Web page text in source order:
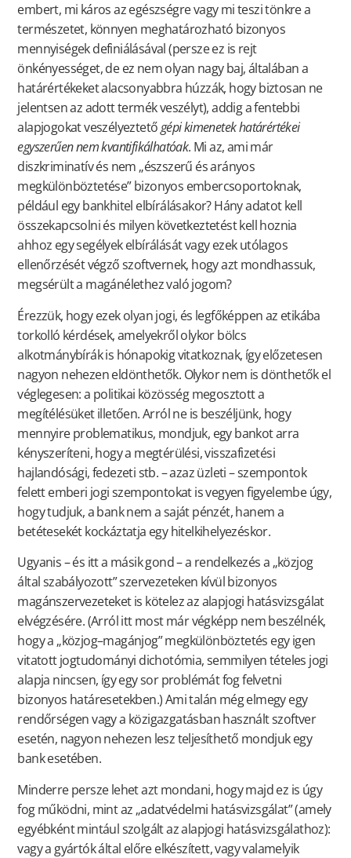
embert, mi káros az egészségre vagy mi teszi tönkre a
természetet, könnyen meghatározható bizonyos
mennyiségek definiálásával (persze ez is rejt
önkényességet, de ez nem olyan nagy baj, általában a
határértékeket alacsonyabbra húzzák, hogy biztosan ne
jelentsen az adott termék veszélyt), addig a fentebbi
alapjogokat veszélyeztetőgépi kimenetek határértékei
egyszerűen nem kvantifikálhatóak. Mi az, ami már
diszkriminatív és nem „észszerű és arányos
megkülönböztetése” bizonyos embercsoportoknak,
például egy bankhitel elbírálásakor? Hány adatot kell
összekapcsolni és milyen következtetést kell hoznia
ahhoz egy segélyek elbírálását vagy ezek utólagos
ellenőrzését végző szoftvernek, hogy azt mondhassuk,
megsérült a magánélethez való jogom?
Érezzük, hogy ezek olyan jogi, és legfőképpen az etikába
torkolló kérdések, amelyekről olykor bölcs
alkotmánybírák is hónapokig vitatkoznak, így előzetesen
nagyon nehezen eldönthetők. Olykor nem is dönthetők el
véglegesen: a politikai közösség megosztott a
megítélésüket illetően. Arról ne is beszéljünk, hogy
mennyire problematikus, mondjuk, egy bankot arra
kényszeríteni, hogy a megtérülési, visszafizetési
hajlandósági, fedezeti stb. – azaz üzleti – szempontok
felett emberi jogi szempontokat is vegyen figyelembe úgy,
hogy tudjuk, a bank nem a saját pénzét, hanem a
betétesekét kockáztatja egy hitelkihelyezéskor.
Ugyanis – és itt a másik gond – a rendelkezés a „közjog
által szabályozott” szervezeteken kívül bizonyos
magánszervezeteket is kötelez az alapjogi hatásvizsgálat
elvégzésére. (Arról itt most már végképp nem beszélnék,
hogy a „közjog–magánjog” megkülönböztetés egy igen
vitatott jogtudományi dichotómia, semmilyen tételes jogi
alapja nincsen, így egy sor problémát fog felvetni
bizonyos határesetekben.) Ami talán még elmegy egy
rendőrségen vagy a közigazgatásban használt szoftver
esetén, nagyon nehezen lesz teljesíthető mondjuk egy
bank esetében.
Minderre persze lehet azt mondani, hogy majd ez is úgy
fog működni, mint az „adatvédelmi hatásvizsgálat” (amely
egyébként mintául szolgált az alapjogi hatásvizsgálathoz):
vagy a gyártók által előre elkészített, vagy valamelyik